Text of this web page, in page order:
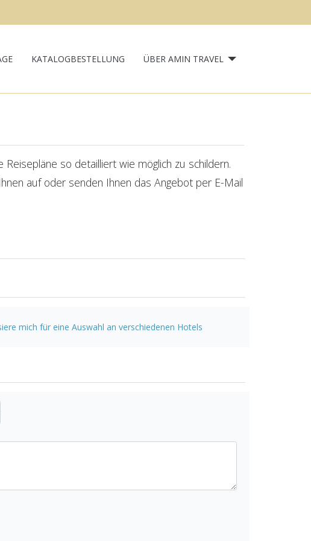
KATALOGBESTELLUNG ÜBER AMIN TRAVEL
so detailliert wie möglich zu schildern.
auf oder senden Ihnen das Angebot per E-Mail
mich für eine Auswahl an verschiedenen Hotels